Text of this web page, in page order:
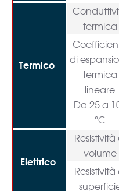
Termico
termica
di
termica
lineare
Da 25 a
°C
Elettrico
Resistività
volume
Resistività